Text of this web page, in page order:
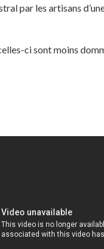
par les artisans
ci sont moins